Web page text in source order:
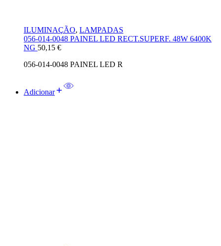
ILUMINAÇÃO, LAMPADAS
056-014-0048 PAINEL LED RECT.SUPERF. 48W 6400K
NG 50,15 €
056-014-0048 PAINEL LED R
Adicionar